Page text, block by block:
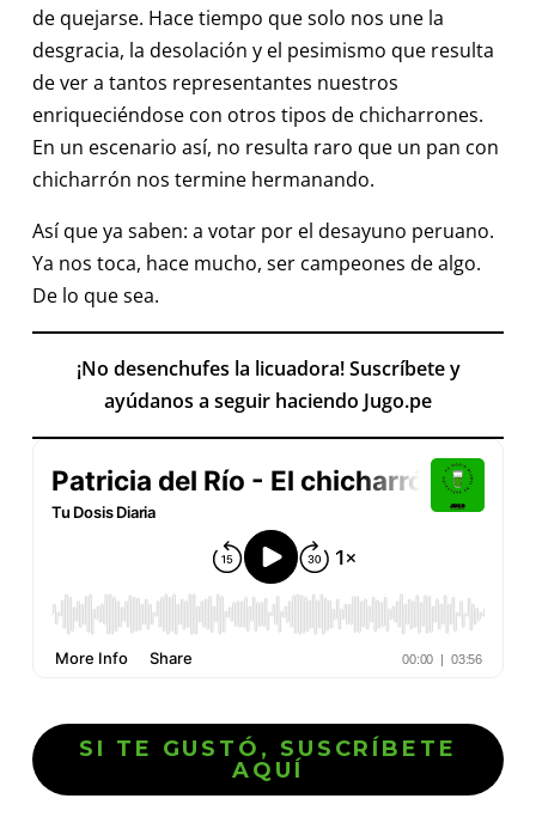
de quejarse. Hace tiempo que solo nos une la
desgracia, la desolación y el pesimismo que resulta
de ver a tantos representantes nuestros
enriqueciéndose con otros tipos de chicharrones.
En un escenario así, no resulta raro que un pan con
chicharrón nos termine hermanando.
Así que ya saben: a votar por el desayuno peruano.
Ya nos toca, hace mucho, ser campeones de algo.
De lo que sea.
¡No desenchufes la licuadora! Suscríbete y
ayúdanos a seguir haciendo Jugo.pe
SI TE GUSTÓ, SUSCRÍBETE
AQUÍ